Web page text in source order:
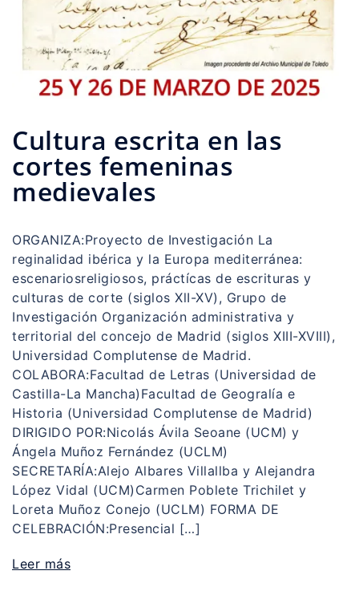
Cultura escrita en las
cortes femeninas
medievales
ORGANIZA:Proyecto de Investigación La
reginalidad ibérica y la Europa mediterránea:
escenariosreligiosos, práctícas de escrituras y
culturas de corte (siglos XlI-XV), Grupo de
Investigación Organización administrativa y
territorial del concejo de Madrid (siglos XIII-XVIII),
Universidad Complutense de Madrid.
COLABORA:Facultad de Letras (Universidad de
Castilla-La Mancha)Facultad de Geogralía e
Historia (Universidad Complutense de Madrid)
DIRIGIDO POR:Nicolás Ávila Seoane (UCM) y
Ángela Muñoz Fernández (UCLM)
SECRETARÍA:Alejo Albares Villallba y Alejandra
López Vidal (UCM)Carmen Poblete Trichilet y
Loreta Muñoz Conejo (UCLM) FORMA DE
CELEBRACIÓN:Presencial […]
Leer más